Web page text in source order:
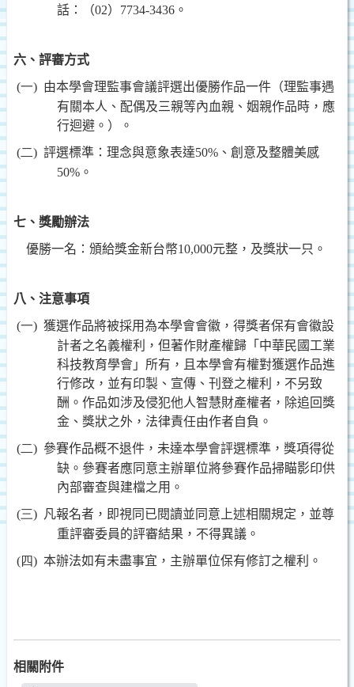
話：（02） 7734-3436 。
六、評審方式
(一) 由本學會理監事會議評選出優勝作品一件（理監事遇
有關本人、配偶及三親等內血親、姻親作品時，應
行迴避。）。
(二) 評選標準：理念與意象表達50% 、創意及整體美感
50% 。
七、獎勵辦法
優勝一名：頒給獎金新台幣10,000元整，及獎狀一只。
八、注意事項
(一) 獲選作品將被採用為本學會會徽，得獎者保有會徽設
計者之名義權利，但著作財產權歸「中華民國工業
科技教育學會」所有，且本學會有權對獲選作品進
行修改，並有印製、宣傳、刊登之權利，不另致
酬。作品如涉及侵犯他人智慧財產權者，除追回獎
金、獎狀之外，法律責任由作者自負。
(二) 參賽作品概不退件，未達本學會評選標準，獎項得從
缺。參賽者應同意主辦單位將參賽作品掃瞄影印供
內部審查與建檔之用。
(三) 凡報名者，即視同已閱讀並同意上述相關規定，並尊
重評審委員的評審結果，不得異議。
(四) 本辦法如有未盡事宜，主辦單位保有修訂之權利。
相關附件